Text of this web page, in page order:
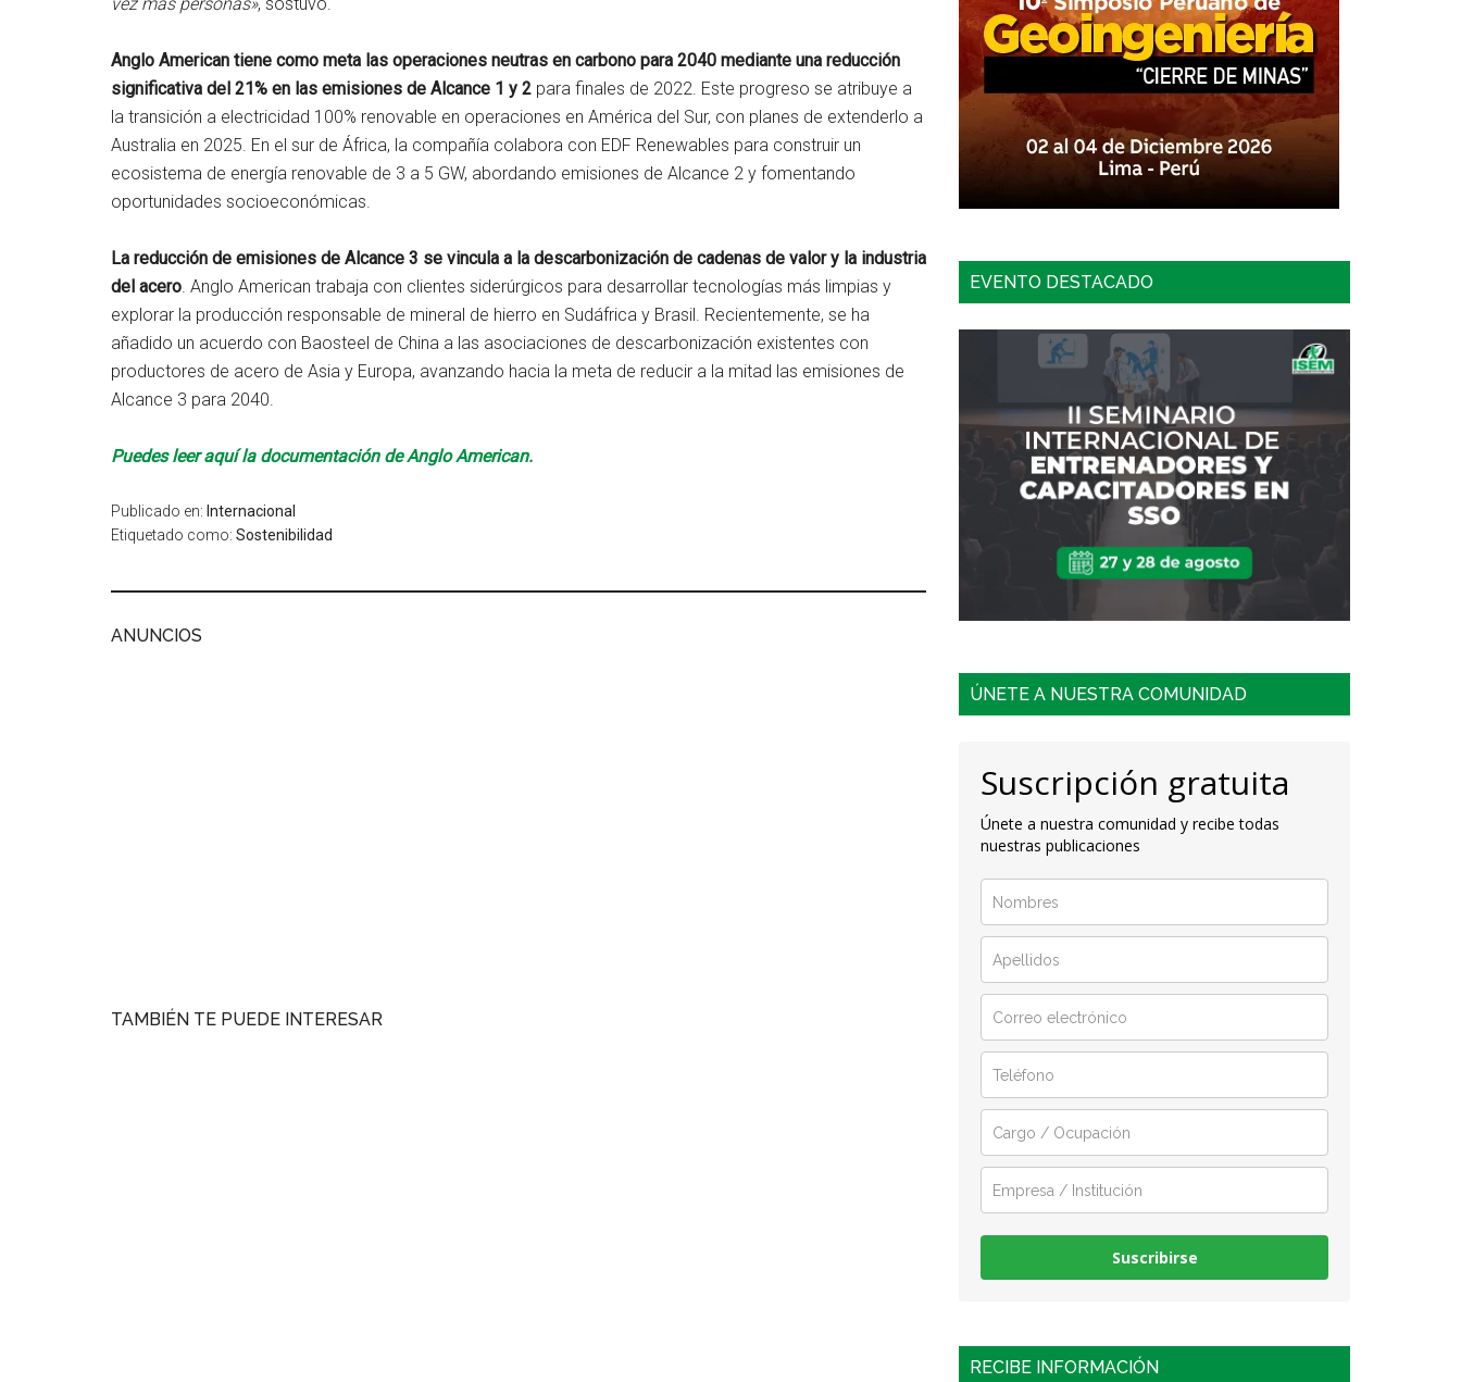
Anglo American tiene como meta las operaciones neutras en carbono para 2040 mediante una reducción
significativa del 21% en las emisiones de Alcance 1 y 2 para finales de 2022. Este progreso se atribuye a
la transición a electricidad 100% renovable en operaciones en América del Sur, con planes de extenderlo a
Australia en 2025. En el sur de África, la compañía colabora con EDF Renewables para construir un
ecosistema de energía renovable de 3 a 5 GW, abordando emisiones de Alcance 2 y fomentando
oportunidades socioeconómicas.
La reducción de emisiones de Alcance 3 se vincula a la descarbonización de cadenas de valor y la industria
del acero. Anglo American trabaja con clientes siderúrgicos para desarrollar tecnologías más limpias y
explorar la producción responsable de mineral de hierro en Sudáfrica y Brasil. Recientemente, se ha
añadido un acuerdo con Baosteel de China a las asociaciones de descarbonización existentes con
productores de acero de Asia y Europa, avanzando hacia la meta de reducir a la mitad las emisiones de
Alcance 3 para 2040.
Puedes leer aquí la documentación de Anglo American.
Publicado en: Internacional
Etiquetado como: Sostenibilidad
ANUNCIOS
TAMBIÉN TE PUEDE INTERESAR
EVENTO DESTACADO
ÚNETE A NUESTRA COMUNIDAD
Suscripción gratuita
Únete a nuestra comunidad y recibe todas
nuestras publicaciones
Suscribirse
RECIBE INFORMACIÓN